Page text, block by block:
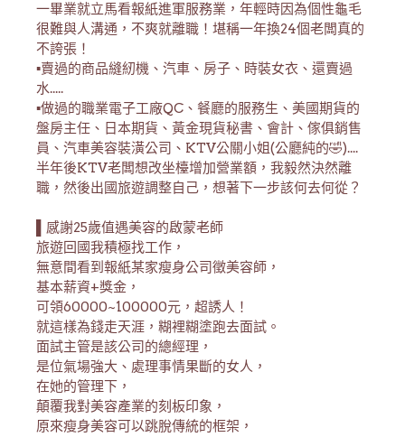
一畢業就立馬看報紙進軍服務業，年輕時因為個性龜毛
很難與人溝通，不爽就離職！堪稱一年換24個老闆真的
不誇張！
▪️賣過的商品縫紉機、汽車、房子、時裝女衣、還賣過
水.....
▪️做過的職業電子工廠QC、餐廳的服務生、美國期貨的
盤房主任、日本期貨、黃金現貨秘書、會計、傢俱銷售
員、汽車美容裝潢公司、KTV公關小姐(公廳純的🤣)....
半年後KTV老闆想改坐檯增加營業額，我毅然決然離
職，然後出國旅遊調整自己，想著下一步該何去何從？
▌感謝25歲值遇美容的啟蒙老師
旅遊回國我積極找工作，
無意間看到報紙某家瘦身公司徵美容師，
基本薪資+獎金，
可領60000~100000元，超誘人！
就這樣為錢走天涯，糊裡糊塗跑去面試。
面試主管是該公司的總經理，
是位氣場強大、處理事情果斷的女人，
在她的管理下，
顛覆我對美容產業的刻板印象，
原來瘦身美容可以跳脫傳統的框架，